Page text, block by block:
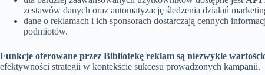
zestawów danych oraz automatyzację śledzenia działań
dane o reklamach i ich sponsorach dostarczają cennych
podmiotów.
Funkcje oferowane przez Bibliotekę reklam są niezwykle
efektywności strategii w kontekście sukcesu prowadzonych kampanii.